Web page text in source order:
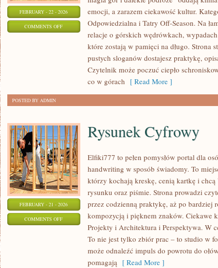
FEBRUARY - 22 - 2026
COMMENTS OFFON
emocji, a zarazem ciekawość kultur.
Odpowiedzialna i Tatry Off-Season. Na
relacje o górskich wędrówkach,
które zostają w pamięci na długo. Strona
pustych sloganów dostajesz praktykę,
Czytelnik może poczuć ciepło
co w górach [ Read More ]
POSTED BY ADMIN
FEBRUARY - 21 - 2026
COMMENTS OFFON
Rysunek Cyfrowy
Elfiki777 to pełen pomysłów portal dla
handwriting w sposób świadomy. To
którzy kochają kreskę, cenią kartkę i chcą
rysunku oraz piśmie. Strona prowadzi
przez codzienną praktykę, aż po bardziej
kompozycją i pięknem znaków. Ciekawe
Projekty i Architektura i Perspektywa. W
To nie jest tylko zbiór prac – to studio w
może odnaleźć impuls do powrotu do
pomagają [ Read More ]